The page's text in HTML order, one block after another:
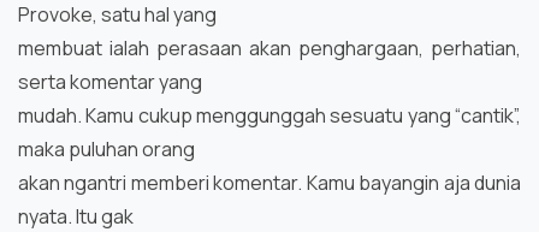
Provoke, satu hal yang
membuat ialah perasaan akan penghargaan, perhatian,
serta komentar yang
mudah. Kamu cukup menggunggah sesuatu yang “cantik”,
maka puluhan orang
akan ngantri memberi komentar. Kamu bayangin aja dunia
nyata. Itu gak